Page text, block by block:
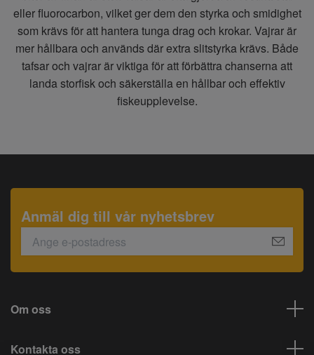
eller fluorocarbon, vilket ger dem den styrka och smidighet
som krävs för att hantera tunga drag och krokar. Vajrar är
mer hållbara och används där extra slitstyrka krävs. Både
tafsar och vajrar är viktiga för att förbättra chanserna att
landa storfisk och säkerställa en hållbar och effektiv
fiskeupplevelse.
Anmäl dig till vår nyhetsbrev
Om oss
Kontakta oss